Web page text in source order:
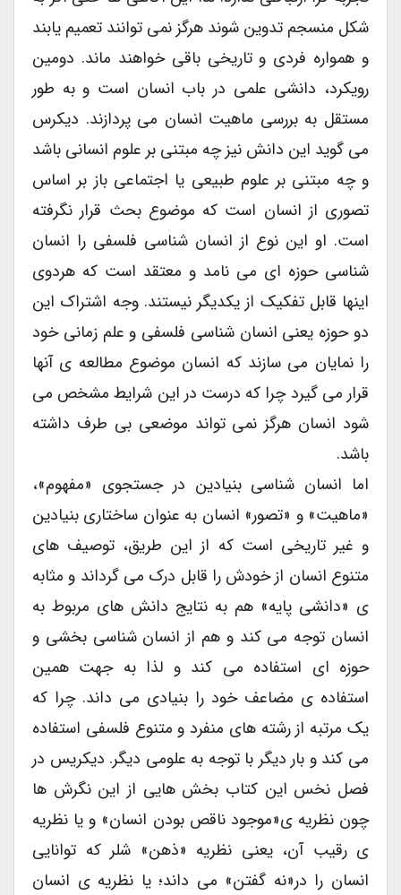
شکل منسجم تدوین شوند هرگز نمی توانند تعمیم یابند
و همواره فردی و تاریخی باقی خواهند ماند. دومین
رویکرد، دانشی علمی در باب انسان است و به طور
مستقل به بررسی ماهیت انسان می پردازند. دیکرس
می گوید این دانش نیز چه مبتنی بر علوم انسانی باشد
و چه مبتنی بر علوم طبیعی یا اجتماعی باز بر اساس
تصوری از انسان است که موضوع بحث قرار نگرفته
است. او این نوع از انسان شناسی فلسفی را انسان
شناسی حوزه ای می نامد و معتقد است که هردوی
اینها قابل تفکیک از یکدیگر نیستند. وجه اشتراک این
دو حوزه یعنی انسان شناسی فلسفی و علم زمانی خود
را نمایان می سازند که انسان موضوع مطالعه ی آنها
قرار می گیرد چرا که درست در این شرایط مشخص می
شود انسان هرگز نمی تواند موضعی بی طرف داشته
باشد.
اما انسان شناسی بنیادین در جستجوی «مفهوم»،
«ماهیت» و «تصور» انسان به عنوان ساختاری بنیادین
و غیر تاریخی است که از این طریق، توصیف های
متنوع انسان از خودش را قابل درک می گرداند و مثابه
ی «دانشی پایه» هم به نتایج دانش های مربوط به
انسان توجه می کند و هم از انسان شناسی بخشی و
حوزه ای استفاده می کند و لذا به جهت همین
استفاده ی مضاعف خود را بنیادی می داند. چرا که
یک مرتبه از رشته های منفرد و متنوع فلسفی استفاده
می کند و بار دیگر با توجه به علومی دیگر. دیکریس در
فصل نخس این کتاب بخش هایی از این نگرش ها
چون نظریه ی«موجود ناقص بودن انسان» و یا نظریه
ی رقیب آن، یعنی نظریه «ذهن» شلر که توانایی
انسان را در«نه گفتن» می داند؛ یا نظریه ی انسان